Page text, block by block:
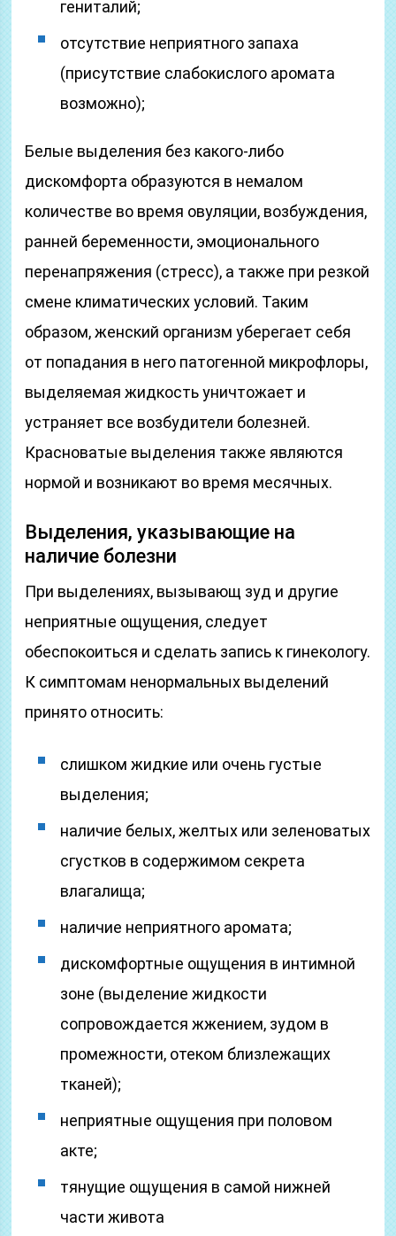
гениталий;
отсутствие неприятного запаха
(присутствие слабокислого аромата
возможно);
Белые выделения без какого-либо
дискомфорта образуются в немалом
количестве во время овуляции, возбуждения,
ранней беременности, эмоционального
перенапряжения (стресс), а также при резкой
смене климатических условий. Таким
образом, женский организм уберегает себя
от попадания в него патогенной микрофлоры,
выделяемая жидкость уничтожает и
устраняет все возбудители болезней.
Красноватые выделения также являются
нормой и возникают во время месячных.
Выделения, указывающие на
наличие болезни
При выделениях, вызывающ зуд и другие
неприятные ощущения, следует
обеспокоиться и сделать запись к гинекологу.
К симптомам ненормальных выделений
принято относить:
слишком жидкие или очень густые
выделения;
наличие белых, желтых или зеленоватых
сгустков в содержимом секрета
влагалища;
наличие неприятного аромата;
дискомфортные ощущения в интимной
зоне (выделение жидкости
сопровождается жжением, зудом в
промежности, отеком близлежащих
тканей);
неприятные ощущения при половом
акте;
тянущие ощущения в самой нижней
части живота